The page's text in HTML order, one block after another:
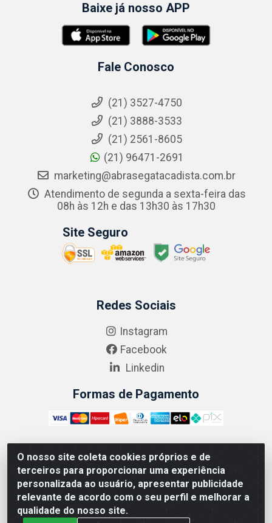
O nosso site coleta cookies próprios e de
terceiros para proporcionar uma experiência
personalizada ao usuário, apresentar publicidade
relevante de acordo com o seu perfil e melhorar a
qualidade do nosso site.
Baixe já nosso APP
Fale Conosco
(21) 3527-4750
(21) 3888-3533
(21) 2561-8605
(21) 96471-2691
marketing@abrasegatacadista.com.br
Atendimento de segunda a sexta-feira das
08h às 12h e das 13h30 às 17h30
Site Seguro
Redes Sociais
Instagram
Facebook
Linkedin
Formas de Pagamento
ABRASEG COMÉRCIO ATACADISTA LTDA - CNPJ:
10.894.768/0001-00 - Avenida Lobo Júnior, 1045 -
Penha Circular - Rio de Janeiro - RJ - CEP 21020-124